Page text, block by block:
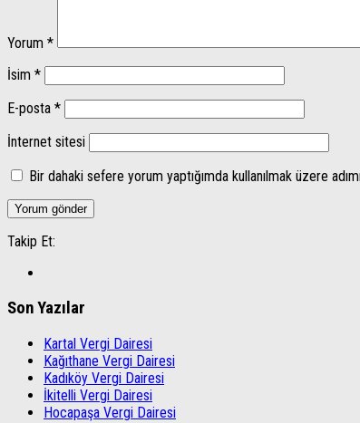
Yorum *
İsim *
E-posta *
İnternet sitesi
Bir dahaki sefere yorum yaptığımda kullanılmak üzere
Takip Et:
Son Yazılar
Kartal Vergi Dairesi
Kağıthane Vergi Dairesi
Kadıköy Vergi Dairesi
İkitelli Vergi Dairesi
Hocapaşa Vergi Dairesi